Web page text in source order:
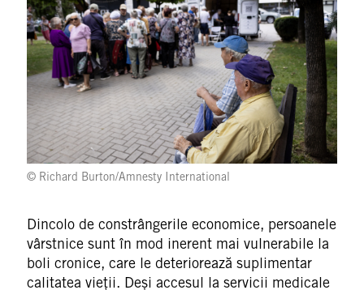
© Richard Burton/Amnesty International
Dincolo de constrângerile economice, persoanele
vârstnice sunt în mod inerent mai vulnerabile la
boli cronice, care le deteriorează suplimentar
calitatea vieții. Deși accesul la servicii medicale